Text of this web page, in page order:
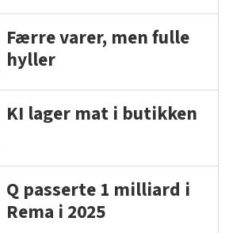
Færre varer, men fulle
hyller
KI lager mat i butikken
Q passerte 1 milliard i
Rema i 2025